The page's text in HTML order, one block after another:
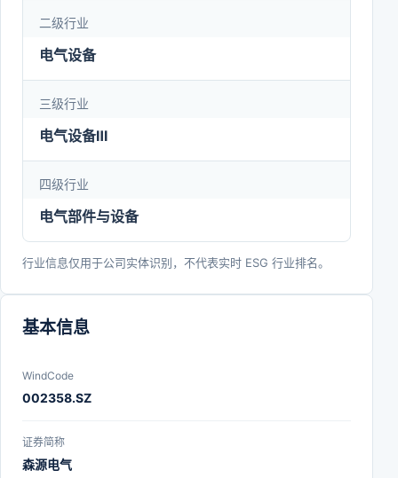
展、电网投资加速增长的机遇，持续聚焦输变电设备
制造主业，深入实施大集团客户营销战略和“铁三角”
营销模式，大力拓展电网、清洁能源发电(风电、光
伏、核电等)、石油化工、充电桩等领域市场，并通
过提高生产效率、推进精益化管理等有效措施，推动
公司整体运营质量和综合盈利能力持续提升。
二级行业
电气设备
三级行业
电气设备Ⅲ
四级行业
电气部件与设备
行业信息仅用于公司实体识别，不代表实时 ESG 行业排名。
基本信息
WindCode
002358.SZ
证券简称
森源电气